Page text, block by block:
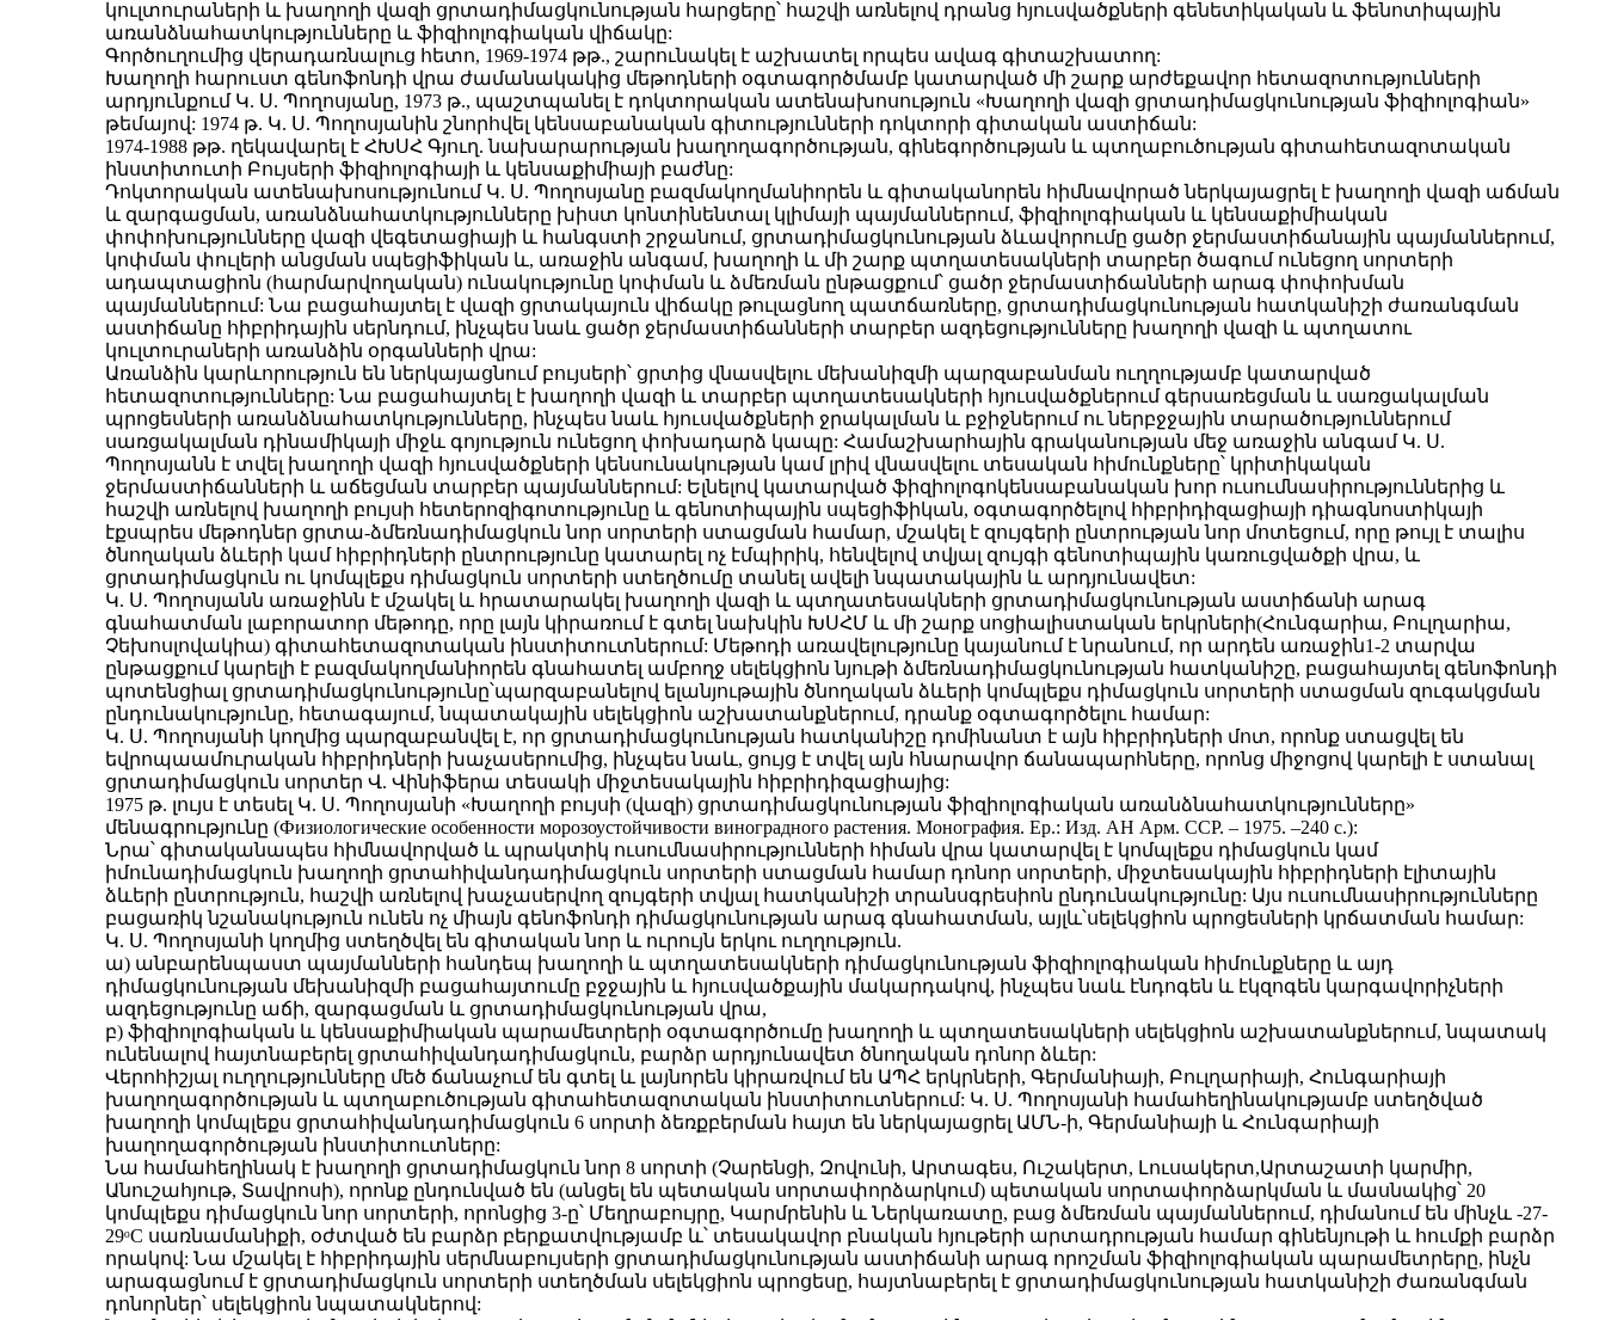
կուլտուրաների և խաղողի վազի ցրտադիմացկունության հարցերը՝ հաշվի առնելով դրանց հյուսվածքների գենետիկական և ֆենոտիպային
առանձնահատկությունները և ֆիզիոլոգիական վիճակը:
Գործուղումից վերադառնալուց հետո, 1969-1974 թթ., շարունակել է աշխատել որպես ավագ գիտաշխատող:
Խաղողի հարուստ գենոֆոնդի վրա ժամանակակից մեթոդների օգտագործմամբ կատարված մի շարք արժեքավոր հետազոտությունների
արդյունքում Կ. Ս. Պողոսյանը, 1973 թ., պաշտպանել է դոկտորական ատենախոսություն «Խաղողի վազի ցրտադիմացկունության ֆիզիոլոգիան»
թեմայով: 1974 թ. Կ. Ս. Պողոսյանին շնորհվել կենսաբանական գիտությունների դոկտորի գիտական աստիճան:
1974-1988 թթ. ղեկավարել է ՀԽՍՀ Գյուղ. նախարարության խաղողագործության, գինեգործության և պտղաբուծության գիտահետազոտական
ինստիտուտի Բույսերի ֆիզիոլոգիայի և կենսաքիմիայի բաժնը:
Դոկտորական ատենախոսությունում Կ. Ս. Պողոսյանը բազմակողմանիորեն և գիտականորեն հիմնավորած ներկայացրել է խաղողի վազի աճման
և զարգացման, առանձնահատկությունները խիստ կոնտինենտալ կլիմայի պայմաններում, ֆիզիոլոգիական և կենսաքիմիական
փոփոխությունները վազի վեգետացիայի և հանգստի շրջանում, ցրտադիմացկունության ձևավորումը ցածր ջերմաստիճանային պայմաններում,
կոփման փուլերի անցման սպեցիֆիկան և, առաջին անգամ, խաղողի և մի շարք պտղատեսակների տարբեր ծագում ունեցող սորտերի
ադապտացիոն (հարմարվողական) ունակությունը կոփման և ձմեռման ընթացքում՝ ցածր ջերմաստիճանների արագ փոփոխման
պայմաններում: Նա բացահայտել է վազի ցրտակայուն վիճակը թուլացնող պատճառները, ցրտադիմացկունության հատկանիշի ժառանգման
աստիճանը հիբրիդային սերնդում, ինչպես նաև ցածր ջերմաստիճանների տարբեր ազդեցությունները խաղողի վազի և պտղատու
կուլտուրաների առանձին օրգանների վրա:
Առանձին կարևորություն են ներկայացնում բույսերի՝ ցրտից վնասվելու մեխանիզմի պարզաբանման ուղղությամբ կատարված
հետազոտությունները: Նա բացահայտել է խաղողի վազի և տարբեր պտղատեսակների հյուսվածքներում գերսառեցման և սառցակալման
պրոցեսների առանձնահատկությունները, ինչպես նաև հյուսվածքների ջրակալման և բջիջներում ու ներբջջային տարածություններում
սառցակալման դինամիկայի միջև գոյություն ունեցող փոխադարձ կապը: Համաշխարհային գրականության մեջ առաջին անգամ Կ. Ս.
Պողոսյանն է տվել խաղողի վազի հյուսվածքների կենսունակության կամ լրիվ վնասվելու տեսական հիմունքները՝ կրիտիկական
ջերմաստիճանների և աճեցման տարբեր պայմաններում: Ելնելով կատարված ֆիզիոլոգոկենսաբանական խոր ուսումնասիրություններից և
հաշվի առնելով խաղողի բույսի հետերոզիգոտությունը և գենոտիպային սպեցիֆիկան, օգտագործելով հիբրիդիզացիայի դիագնոստիկայի
էքսպրես մեթոդներ ցրտա-ձմեռնադիմացկուն նոր սորտերի ստացման համար, մշակել է զույգերի ընտրության նոր մոտեցում, որը թույլ է տալիս
ծնողական ձևերի կամ հիբրիդների ընտրությունը կատարել ոչ էմպիրիկ, հենվելով տվյալ զույգի գենոտիպային կառուցվածքի վրա, և
ցրտադիմացկուն ու կոմպլեքս դիմացկուն սորտերի ստեղծումը տանել ավելի նպատակային և արդյունավետ:
Կ. Ս. Պողոսյանն առաջինն է մշակել և հրատարակել խաղողի վազի և պտղատեսակների ցրտադիմացկունության աստիճանի արագ
գնահատման լաբորատոր մեթոդը, որը լայն կիրառում է գտել նախկին ԽՍՀՄ և մի շարք սոցիալիստական երկրների(Հունգարիա, Բուլղարիա,
Չեխոսլովակիա) գիտահետազոտական ինստիտուտներում: Մեթոդի առավելությունը կայանում է նրանում, որ արդեն առաջին1-2 տարվա
ընթացքում կարելի է բազմակողմանիորեն գնահատել ամբողջ սելեկցիոն նյութի ձմեռնադիմացկունության հատկանիշը, բացահայտել գենոֆոնդի
պոտենցիալ ցրտադիմացկունությունը՝պարզաբանելով ելանյութային ծնողական ձևերի կոմպլեքս դիմացկուն սորտերի ստացման զուգակցման
ընդունակությունը, հետագայում, նպատակային սելեկցիոն աշխատանքներում, դրանք օգտագործելու համար:
Կ. Ս. Պողոսյանի կողմից պարզաբանվել է, որ ցրտադիմացկունության հատկանիշը դոմինանտ է այն հիբրիդների մոտ, որոնք ստացվել են
եվրոպաամուրական հիբրիդների խաչասերումից, ինչպես նաև, ցույց է տվել այն հնարավոր ճանապարհները, որոնց միջոցով կարելի է ստանալ
ցրտադիմացկուն սորտեր Վ. Վինիֆերա տեսակի միջտեսակային հիբրիդիզացիայից:
1975 թ. լույս է տեսել Կ. Ս. Պողոսյանի «Խաղողի բույսի (վազի) ցրտադիմացկունության ֆիզիոլոգիական առանձնահատկությունները»
մենագրությունը (Физиологические особенности морозоустойчивости виноградного растения. Монография. Ер.: Изд. АН Арм. ССР. – 1975. –240 с.):
Նրա՝ գիտականապես հիմնավորված և պրակտիկ ուսումնասիրությունների հիման վրա կատարվել է կոմպլեքս դիմացկուն կամ
իմունադիմացկուն խաղողի ցրտահիվանդադիմացկուն սորտերի ստացման համար դոնոր սորտերի, միջտեսակային հիբրիդների էլիտային
ձևերի ընտրություն, հաշվի առնելով խաչասերվող զույգերի տվյալ հատկանիշի տրանսգրեսիոն ընդունակությունը: Այս ուսումնասիրությունները
բացառիկ նշանակություն ունեն ոչ միայն գենոֆոնդի դիմացկունության արագ գնահատման, այլև՝սելեկցիոն պրոցեսների կրճատման համար:
Կ. Ս. Պողոսյանի կողմից ստեղծվել են գիտական նոր և ուրույն երկու ուղղություն.
ա) անբարենպաստ պայմանների հանդեպ խաղողի և պտղատեսակների դիմացկունության ֆիզիոլոգիական հիմունքները և այդ
դիմացկունության մեխանիզմի բացահայտումը բջջային և հյուսվածքային մակարդակով, ինչպես նաև էնդոգեն և էկզոգեն կարգավորիչների
ազդեցությունը աճի, զարգացման և ցրտադիմացկունության վրա,
բ) ֆիզիոլոգիական և կենսաքիմիական պարամետրերի օգտագործումը խաղողի և պտղատեսակների սելեկցիոն աշխատանքներում, նպատակ
ունենալով հայտնաբերել ցրտահիվանդադիմացկուն, բարձր արդյունավետ ծնողական դոնոր ձևեր:
Վերոհիշյալ ուղղությունները մեծ ճանաչում են գտել և լայնորեն կիրառվում են ԱՊՀ երկրների, Գերմանիայի, Բուլղարիայի, Հունգարիայի
խաղողագործության և պտղաբուծության գիտահետազոտական ինստիտուտներում: Կ. Ս. Պողոսյանի համահեղինակությամբ ստեղծված
խաղողի կոմպլեքս ցրտահիվանդադիմացկուն 6 սորտի ձեռքբերման հայտ են ներկայացրել ԱՄՆ-ի, Գերմանիայի և Հունգարիայի
խաղողագործության ինստիտուտները:
Նա համահեղինակ է խաղողի ցրտադիմացկուն նոր 8 սորտի (Չարենցի, Զովունի, Արտագես, Ուշակերտ, Լուսակերտ,Արտաշատի կարմիր,
Անուշահյութ, Տավրոսի), որոնք ընդունված են (անցել են պետական սորտափորձարկում) պետական սորտափորձարկման և մասնակից՝ 20
կոմպլեքս դիմացկուն նոր սորտերի, որոնցից 3-ը՝ Մեղրաբույրը, Կարմրենին և Ներկառատը, բաց ձմեռման պայմաններում, դիմանում են մինչև -27-
29ᵒС սառնամանիքի, օժտված են բարձր բերքատվությամբ և՝ տեսակավոր բնական հյութերի արտադրության համար գինենյութի և հումքի բարձր
որակով: Նա մշակել է հիբրիդային սերմնաբույսերի ցրտադիմացկունության աստիճանի արագ որոշման ֆիզիոլոգիական պարամետրերը, ինչն
արագացնում է ցրտադիմացկուն սորտերի ստեղծման սելեկցիոն պրոցեսը, հայտնաբերել է ցրտադիմացկունության հատկանիշի ժառանգման
դոնորներ՝ սելեկցիոն նպատակներով: